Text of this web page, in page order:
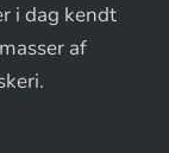
i dag kendt
af